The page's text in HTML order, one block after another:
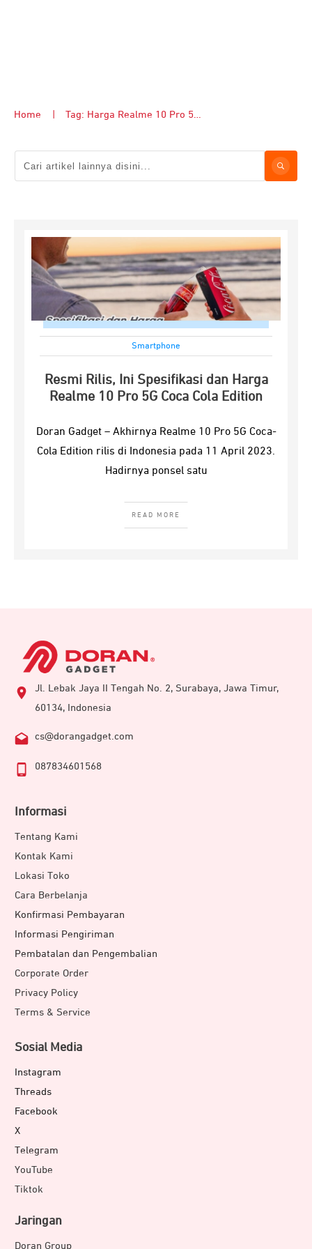
Home Tag: Harga Realme 10 Pro 5G Coca-Cola Edition
Smartphone
Resmi Rilis, Ini Spesifikasi dan Harga
Realme 10 Pro 5G Coca Cola Edition
Doran Gadget – Akhirnya Realme 10 Pro 5G Coca-
Cola Edition rilis di Indonesia pada 11 April 2023.
Hadirnya ponsel satu
READ MORE
Jl. Lebak Jaya II Tengah No. 2, Surabaya, Jawa Timur,
60134, Indonesia
cs@dorangadget.com
087834601568
Informasi
Tentang Kami
Kontak Kami
Lokasi Toko
Cara Berbelanja
Konfirmasi Pembayaran
Informasi Pengiriman
Pembatalan dan Pengembalian
Corporate Order
Privacy Policy
Terms & Service
Sosial Media
Instagram
Threads
Facebook
X
Telegram
YouTube
Tiktok
Jaringan
Doran Group